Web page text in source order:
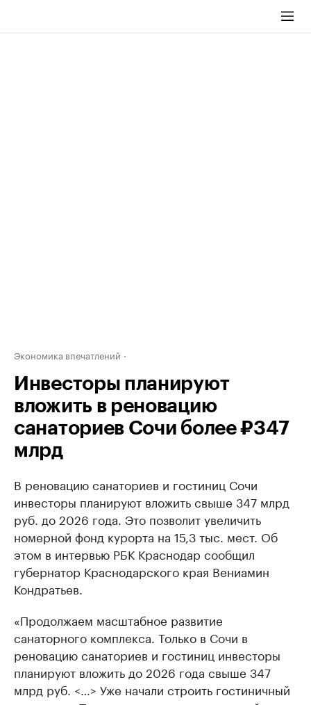
Экономика впечатлений
Инвесторы планируют
вложить в реновацию
санаториев Сочи более ₽347
млрд
В реновацию санаториев и гостиниц Сочи
инвесторы планируют вложить свыше 347 млрд
руб. до 2026 года. Это позволит увеличить
номерной фонд курорта на 15,3 тыс. мест. Об
этом в интервью РБК Краснодар сообщил
губернатор Краснодарского края Вениамин
Кондратьев.
«Продолжаем масштабное развитие
санаторного комплекса. Только в Сочи в
реновацию санаториев и гостиниц инвесторы
планируют вложить до 2026 года свыше 347
млрд руб. <…> Уже начали строить гостиничный